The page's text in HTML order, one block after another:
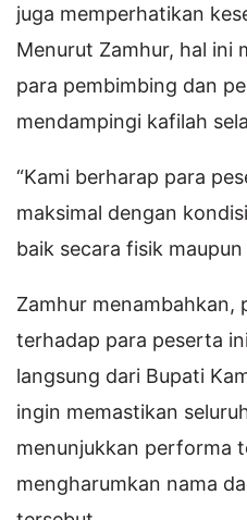
juga memperhatikan
Menurut Zamhur, hal ini
para pembimbing dan
mendampingi kafilah
“Kami berharap para
maksimal dengan
baik secara fisik
Zamhur menambahkan,
terhadap para peserta
langsung dari Bupati
ingin memastikan
menunjukkan performa
mengharumkan nama